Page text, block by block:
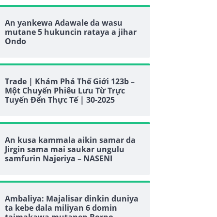
An yankewa Adawale da wasu
mutane 5 hukuncin rataya a jihar
Ondo
Trade | Khám Phá Thế Giới 123b –
Một Chuyến Phiêu Lưu Từ Trực
Tuyến Đến Thực Tế | 30-2025
An kusa kammala aikin samar da
Jirgin sama mai saukar ungulu
samfurin Najeriya – NASENI
Ambaliya: Majalisar dinkin duniya
ta kebe dala miliyan 6 domin